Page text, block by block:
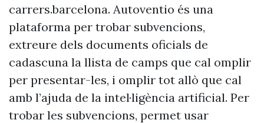
carrers.barcelona. Autoventio és una
plataforma per trobar subvencions,
extreure dels documents oficials de
cadascuna la llista de camps que cal omplir
per presentar-les, i omplir tot allò que cal
amb l’ajuda de la intel·ligència artificial. Per
trobar les subvencions, permet usar